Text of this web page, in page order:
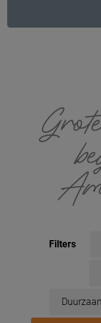
Filters